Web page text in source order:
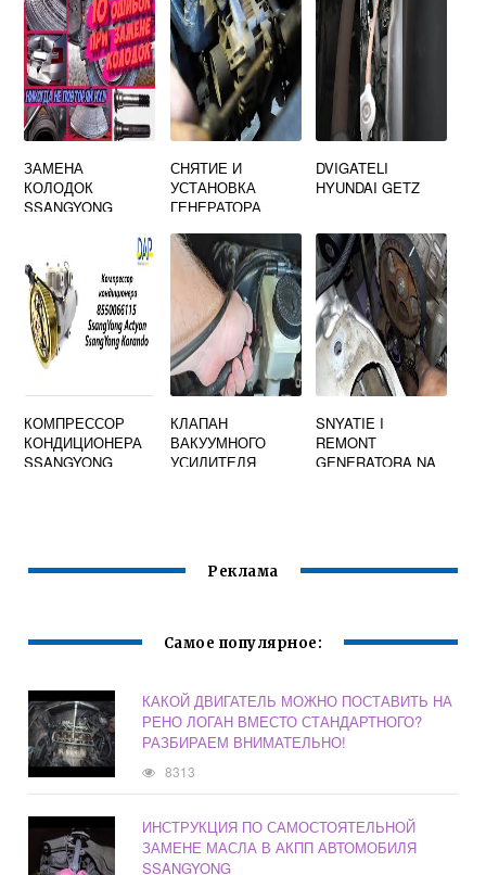
ЗАМЕНА
КОЛОДОК
SSANGYONG
СНЯТИЕ И
УСТАНОВКА
ГЕНЕРАТОРА
DVIGATELI
HYUNDAI GETZ
КОМПРЕССОР
КОНДИЦИОНЕРА
SSANGYONG
КЛАПАН
ВАКУУМНОГО
УСИЛИТЕЛЯ
SNYATIE I
REMONT
GENERATORA NA
Реклама
Самое популярное:
КАКОЙ ДВИГАТЕЛЬ МОЖНО ПОСТАВИТЬ НА
РЕНО ЛОГАН ВМЕСТО СТАНДАРТНОГО?
РАЗБИРАЕМ ВНИМАТЕЛЬНО!
8313
ИНСТРУКЦИЯ ПО САМОСТОЯТЕЛЬНОЙ
ЗАМЕНЕ МАСЛА В АКПП АВТОМОБИЛЯ
SSANGYONG